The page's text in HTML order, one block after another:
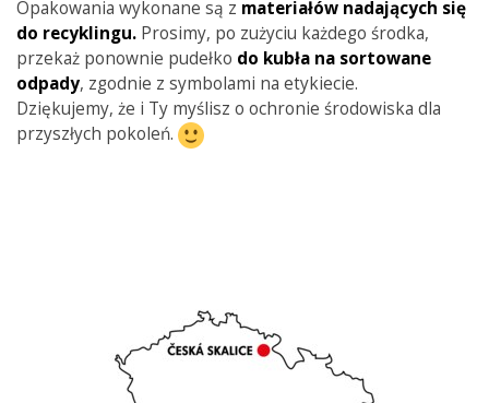
Opakowania wykonane są z materiałów nadających się
do recyklingu. Prosimy, po zużyciu każdego środka,
przekaż ponownie pudełko do kubła na sortowane
odpady, zgodnie z symbolami na etykiecie.
Dziękujemy, że i Ty myślisz o ochronie środowiska dla
przyszłych pokoleń.